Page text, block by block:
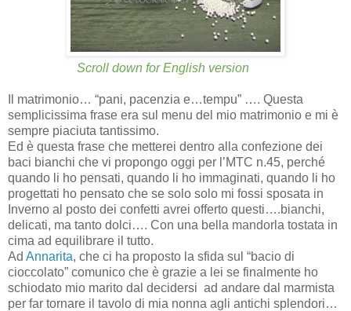
Scroll down for English version
Il matrimonio… “pani, pacenzia e…tempu” …. Questa
semplicissima frase era sul menu del mio matrimonio e mi è
sempre piaciuta tantissimo.
Ed è questa frase che metterei dentro alla confezione dei
baci bianchi che vi propongo oggi per l’MTC n.45, perché
quando li ho pensati, quando li ho immaginati, quando li ho
progettati ho pensato che se solo solo mi fossi sposata in
Inverno al posto dei confetti avrei offerto questi….bianchi,
delicati, ma tanto dolci…. Con una bella mandorla tostata in
cima ad equilibrare il tutto.
Ad Annarita, che ci ha proposto la sfida sul “bacio di
cioccolato” comunico che è grazie a lei se finalmente ho
schiodato mio marito dal decidersi ad andare dal marmista
per far tornare il tavolo di mia nonna agli antichi splendori…